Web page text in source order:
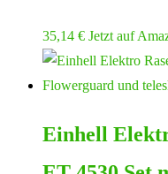
35,14 € Jetzt auf
Einhell